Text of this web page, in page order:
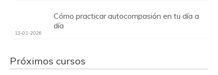
Cómo practicar autocompasión en tu día a
día
13-01-2026
Próximos cursos